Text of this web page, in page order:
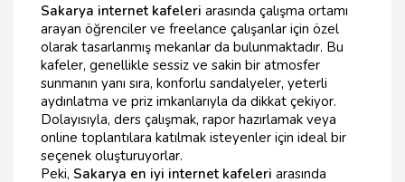
Sakarya internet kafeleri arasında çalışma ortamı
arayan öğrenciler ve freelance çalışanlar için özel
olarak tasarlanmış mekanlar da bulunmaktadır. Bu
kafeler, genellikle sessiz ve sakin bir atmosfer
sunmanın yanı sıra, konforlu sandalyeler, yeterli
aydınlatma ve priz imkanlarıyla da dikkat çekiyor.
Dolayısıyla, ders çalışmak, rapor hazırlamak veya
online toplantılara katılmak isteyenler için ideal bir
seçenek oluşturuyorlar.
Peki, Sakarya en iyi internet kafeleri arasında